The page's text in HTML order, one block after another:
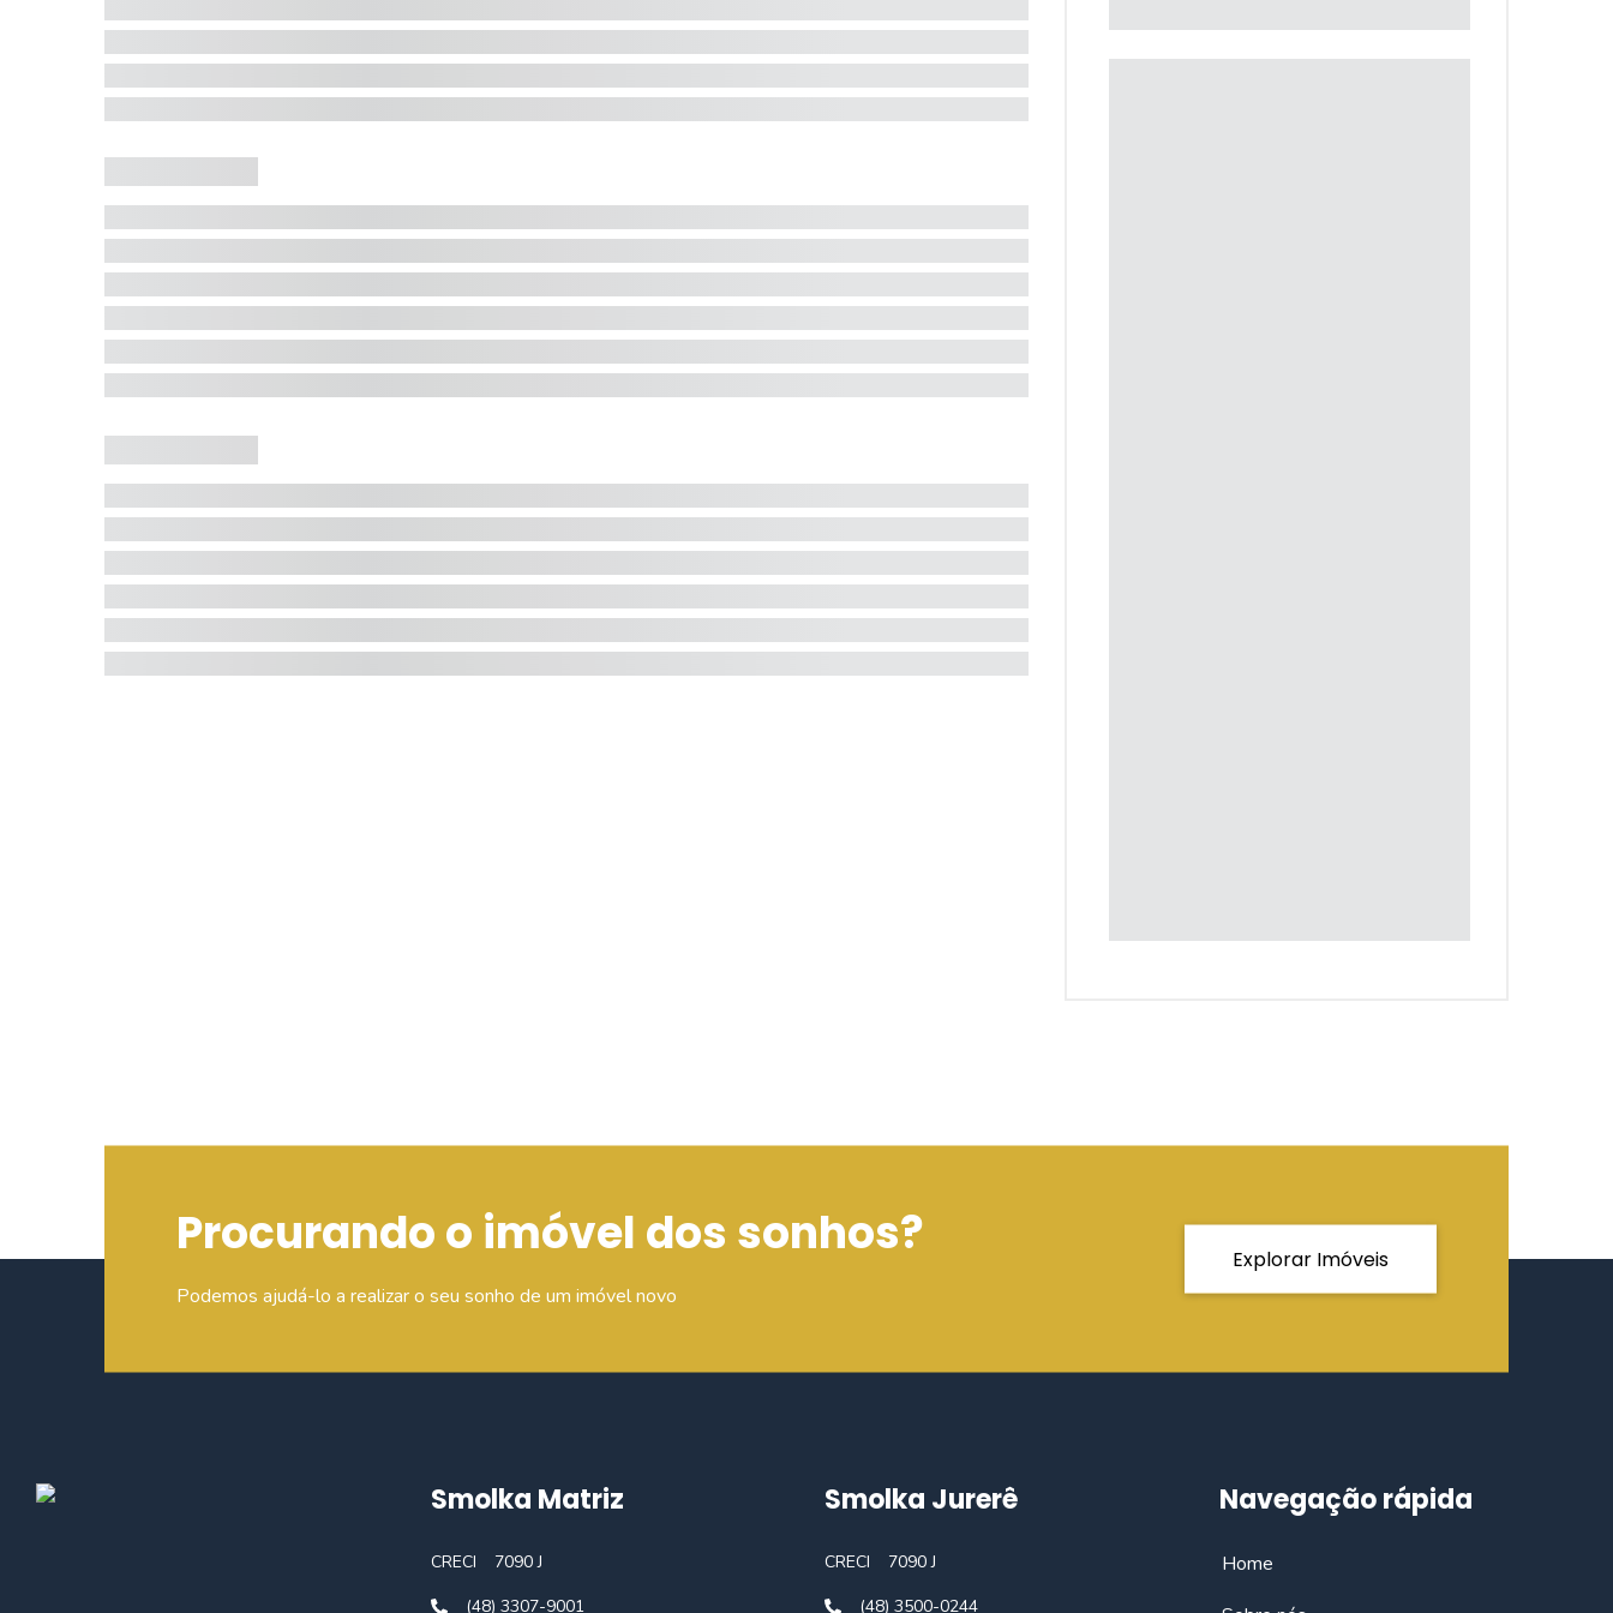
Procurando o imóvel dos sonhos?
Podemos ajudá-lo a realizar o seu sonho de um imóvel novo
Explorar Imóveis
Smolka Matriz
CRECI
7090 J
(48) 3307-9001
Smolka Jurerê
CRECI
7090 J
(48) 3500-0244
Navegação rápida
Home